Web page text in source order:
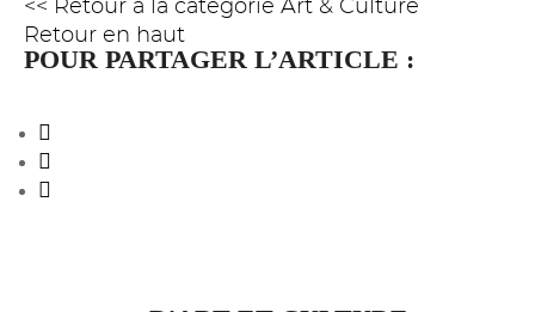
<< Retour à la catégorie Art & Culture
Retour en haut
POUR PARTAGER L’ARTICLE :